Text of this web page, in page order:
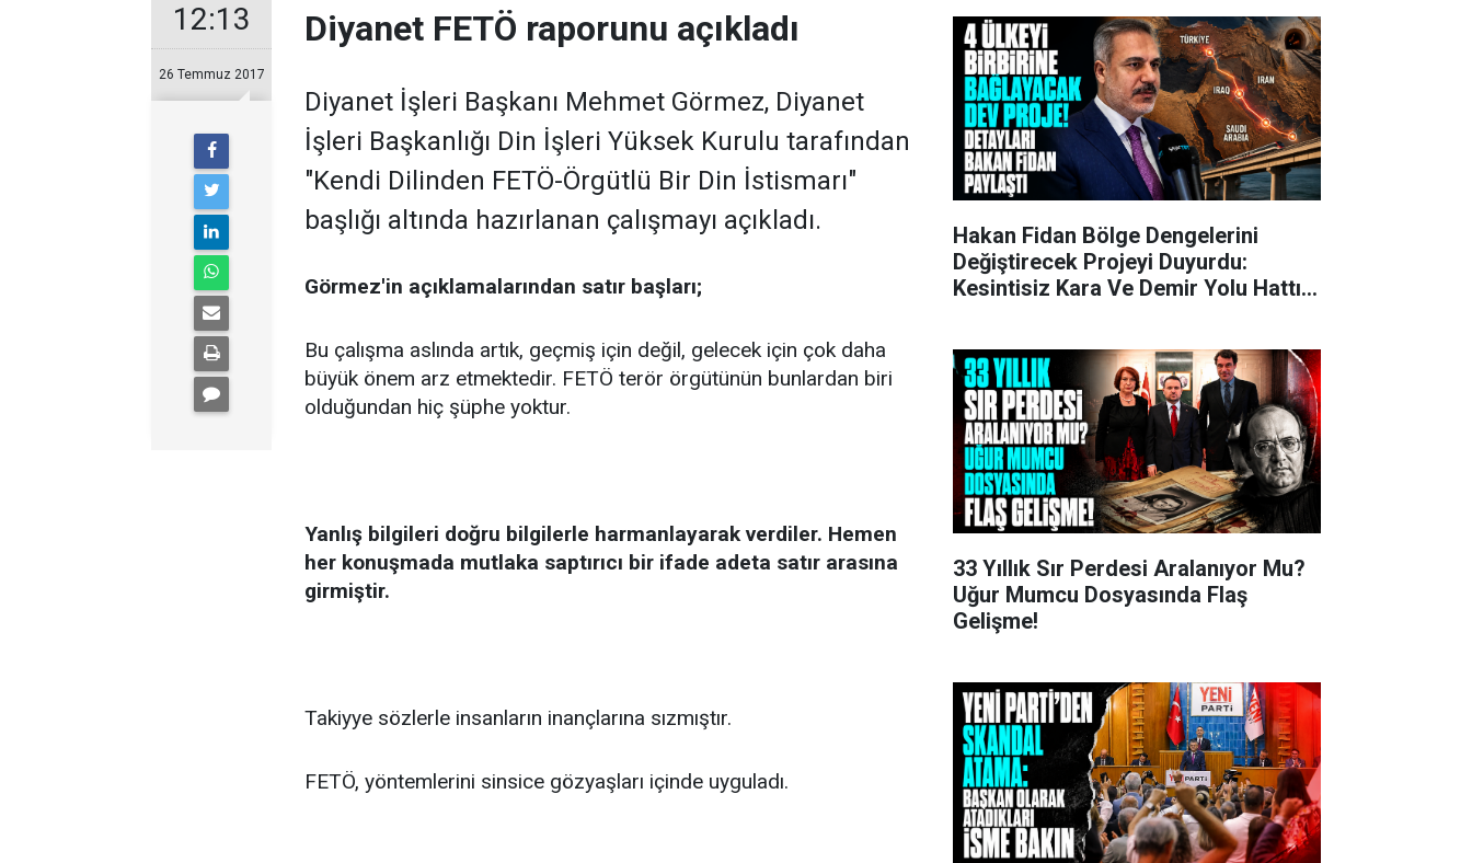
12:13
26 Temmuz 2017
Diyanet FETÖ raporunu açıkladı
Diyanet İşleri Başkanı Mehmet Görmez, Diyanet
İşleri Başkanlığı Din İşleri Yüksek Kurulu tarafından
"Kendi Dilinden FETÖ-Örgütlü Bir Din İstismarı"
başlığı altında hazırlanan çalışmayı açıkladı.
Görmez'in açıklamalarından satır başları;
Bu çalışma aslında artık, geçmiş için değil, gelecek için çok daha
büyük önem arz etmektedir. FETÖ terör örgütünün bunlardan biri
olduğundan hiç şüphe yoktur.
Yanlış bilgileri doğru bilgilerle harmanlayarak verdiler. Hemen
her konuşmada mutlaka saptırıcı bir ifade adeta satır arasına
girmiştir.
Takiyye sözlerle insanların inançlarına sızmıştır.
FETÖ, yöntemlerini sinsice gözyaşları içinde uyguladı.
Hakan Fidan Bölge Dengelerini
Değiştirecek Projeyi Duyurdu:
Kesintisiz Kara Ve Demir Yolu Hattı
33 Yıllık Sır Perdesi Aralanıyor Mu?
Uğur Mumcu Dosyasında Flaş
Gelişme!